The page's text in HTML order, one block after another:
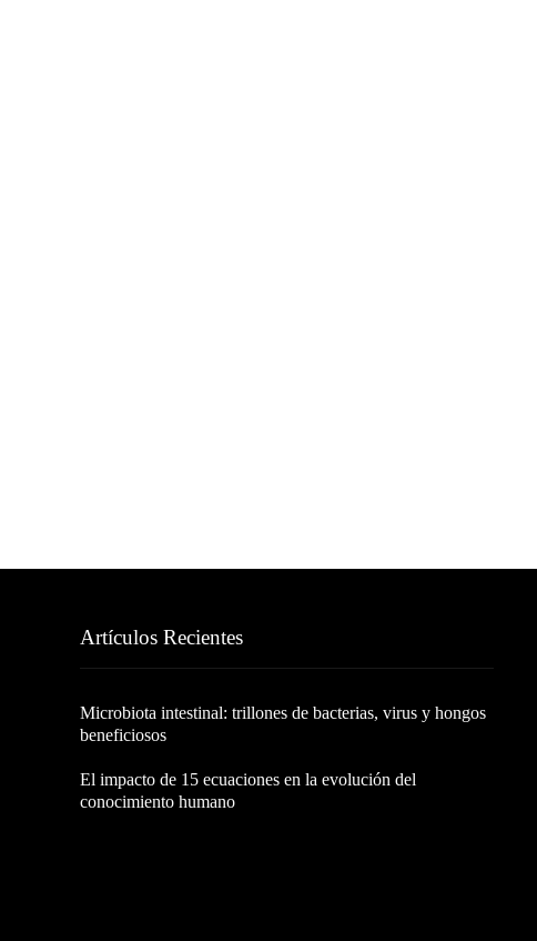
Artículos Recientes
Microbiota intestinal: trillones de bacterias, virus y hongos
beneficiosos
El impacto de 15 ecuaciones en la evolución del
conocimiento humano